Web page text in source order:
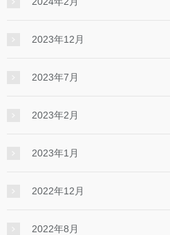
2023年12月
2023年7月
2023年2月
2023年1月
2022年12月
2022年8月